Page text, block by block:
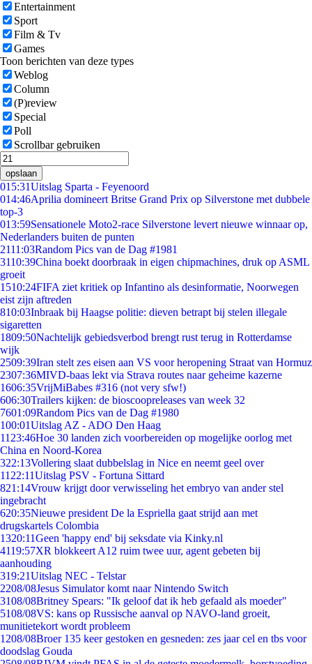
Entertainment
Sport
Film & Tv
Games
Toon berichten van deze types
Weblog
Column
(P)review
Special
Poll
Scrollbar gebruiken
opslaan
015:31Uitslag Sparta - Feyenoord
014:46Aprilia domineert Britse Grand Prix op Silverstone met dubbele
top-3
013:59Sensationele Moto2-race Silverstone levert nieuwe winnaar op,
Nederlanders buiten de punten
2111:03Random Pics van de Dag #1981
3110:39China boekt doorbraak in eigen chipmachines, druk op ASML
groeit
1510:24FIFA ziet kritiek op Infantino als desinformatie, Noorwegen
eist zijn aftreden
810:03Inbraak bij Haagse politie: dieven betrapt bij stelen illegale
sigaretten
1809:50Nachtelijk gebiedsverbod brengt rust terug in Rotterdamse
wijk
2509:39Iran stelt zes eisen aan VS voor heropening Straat van Hormuz
2307:36MIVD-baas lekt via Strava routes naar geheime kazerne
1606:35VrijMiBabes #316 (not very sfw!)
606:30Trailers kijken: de bioscoopreleases van week 32
7601:09Random Pics van de Dag #1980
100:01Uitslag AZ - ADO Den Haag
11 23:46Hoe 30 landen zich voorbereiden op mogelijke oorlog met
China en Noord-Korea
322:13Vollering slaat dubbelslag in Nice en neemt geel over
11 22:11Uitslag PSV - Fortuna Sittard
821:14Vrouw krijgt door verwisseling het embryo van ander stel
ingebracht
620:35Nieuwe president De la Espriella gaat strijd aan met
drugskartels Colombia
1320:11Geen 'happy end' bij seksdate via Kinky.nl
4119:57XR blokkeert A12 ruim twee uur, agent gebeten bij
aanhouding
319:21Uitslag NEC - Telstar
2208/08Jesus Simulator komt naar Nintendo Switch
3108/08Britney Spears: "Ik geloof dat ik heb gefaald als moeder"
5108/08VS: kans op Russische aanval op NAVO-land groeit,
munitietekort wordt probleem
1208/08Broer 135 keer gestoken en gesneden: zes jaar cel en tbs voor
doodslag Gouda